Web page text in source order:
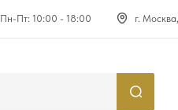
Пн-Пт: 10:00 - 18:00 г.